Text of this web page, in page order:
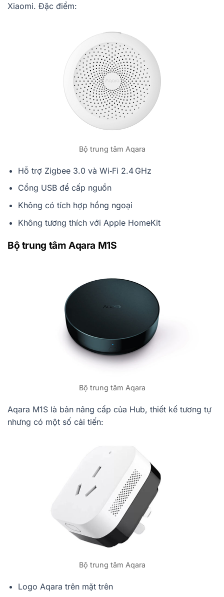
Xiaomi. Đặc điểm:
Bộ trung tâm Aqara
Hỗ trợ Zigbee 3.0 và Wi‑Fi 2.4 GHz
Cổng USB để cấp nguồn
Không có tích hợp hồng ngoại
Không tương thích với Apple HomeKit
Bộ trung tâm Aqara M1S
Bộ trung tâm Aqara
Aqara M1S là bản nâng cấp của Hub, thiết kế tương tự
nhưng có một số cải tiến:
Bộ trung tâm Aqara
Logo Aqara trên mặt trên